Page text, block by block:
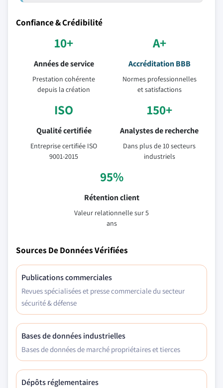
Confiance & Crédibilité
10+
Années de service
Prestation cohérente
depuis la création
A+
Accréditation BBB
Normes professionnelles
et satisfactions
ISO
Qualité certifiée
Entreprise certifiée ISO
9001-2015
150+
Analystes de recherche
Dans plus de 10 secteurs
industriels
95%
Rétention client
Valeur relationnelle sur 5
ans
Sources De Données Vérifiées
Publications commerciales
Revues spécialisées et presse commerciale du secteur
sécurité & défense
Bases de données industrielles
Bases de données de marché propriétaires et tierces
Dépôts réglementaires